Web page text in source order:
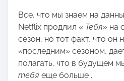
Все, что мы знаем на
Netflix продлил « Тебя» на
сезон, но тот факт, что он
«последним» сезоном,
полагать, что в будущем
тебя еще больше .